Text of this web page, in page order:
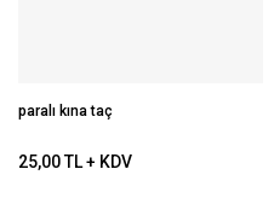
paralı kına taç
25,00 TL + KDV